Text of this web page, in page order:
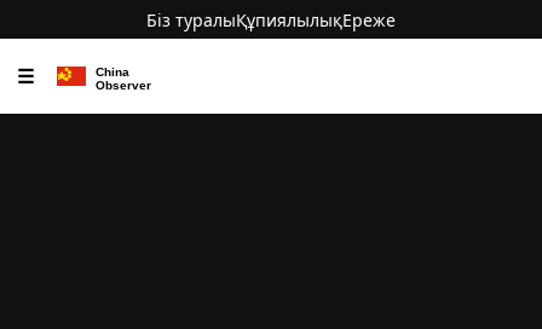
Біз туралыҚұпиялылықЕреже
☰